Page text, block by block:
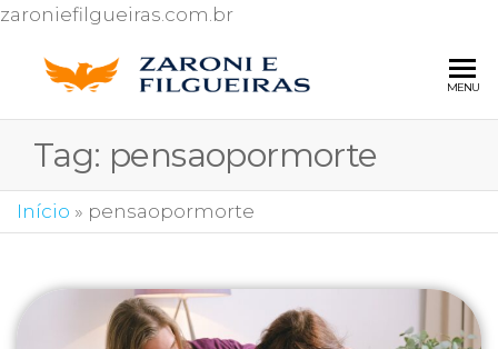
zaroniefilgueiras.com.br
ZARONI
Escritório de
em Direito
e Ações
MENU
Tag: pensaopormorte
Início » pensaopormorte